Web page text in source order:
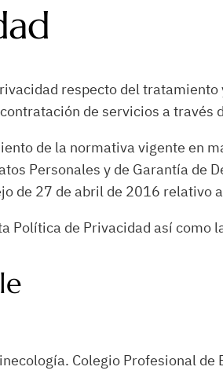
respecto del
de servicios a
de la normativa vigente en
Personales y de Garantía de
de 27 de abril de 2016 relativo
Política de Privacidad así como
Colegio Profesional